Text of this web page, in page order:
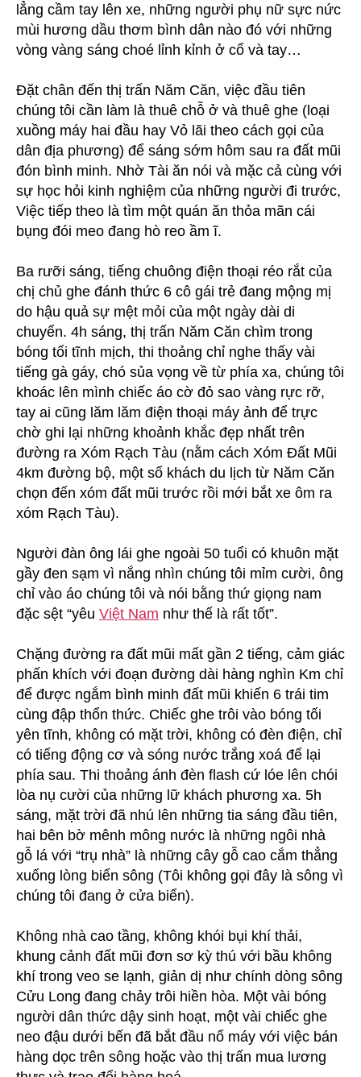
lẳng cầm tay lên xe, những người phụ nữ sực nức
mùi hương dầu thơm bình dân nào đó với những
vòng vàng sáng choé lỉnh kỉnh ở cổ và tay…
Đặt chân đến thị trấn Năm Căn, việc đầu tiên
chúng tôi cần làm là thuê chỗ ở và thuê ghe (loại
xuồng máy hai đầu hay Vỏ lãi theo cách gọi của
dân địa phương) để sáng sớm hôm sau ra đất mũi
đón bình minh. Nhờ Tài ăn nói và mặc cả cùng với
sự học hỏi kinh nghiệm của những người đi trước,
Việc tiếp theo là tìm một quán ăn thỏa mãn cái
bụng đói meo đang hò reo ầm ĩ.
Ba rưỡi sáng, tiếng chuông điện thoại réo rắt của
chị chủ ghe đánh thức 6 cô gái trẻ đang mộng mị
do hậu quả sự mệt mỏi của một ngày dài di
chuyển. 4h sáng, thị trấn Năm Căn chìm trong
bóng tối tĩnh mịch, thi thoảng chỉ nghe thấy vài
tiếng gà gáy, chó sủa vọng về từ phía xa, chúng tôi
khoác lên mình chiếc áo cờ đỏ sao vàng rực rỡ,
tay ai cũng lăm lăm điện thoại máy ảnh để trực
chờ ghi lại những khoảnh khắc đẹp nhất trên
đường ra Xóm Rạch Tàu (nằm cách Xóm Đất Mũi
4km đường bộ, một số khách du lịch từ Năm Căn
chọn đến xóm đất mũi trước rồi mới bắt xe ôm ra
xóm Rạch Tàu).
Người đàn ông lái ghe ngoài 50 tuổi có khuôn mặt
gầy đen sạm vì nắng nhìn chúng tôi mỉm cười, ông
chỉ vào áo chúng tôi và nói bằng thứ giọng nam
đặc sệt “yêu Việt Nam như thế là rất tốt”.
Chặng đường ra đất mũi mất gần 2 tiếng, cảm giác
phấn khích với đoạn đường dài hàng nghìn Km chỉ
để được ngắm bình minh đất mũi khiến 6 trái tim
cùng đập thổn thức. Chiếc ghe trôi vào bóng tối
yên tĩnh, không có mặt trời, không có đèn điện, chỉ
có tiếng động cơ và sóng nước trắng xoá để lại
phía sau. Thi thoảng ánh đèn flash cứ lóe lên chói
lòa nụ cười của những lữ khách phương xa. 5h
sáng, mặt trời đã nhú lên những tia sáng đầu tiên,
hai bên bờ mênh mông nước là những ngôi nhà
gỗ lá với “trụ nhà” là những cây gỗ cao cắm thẳng
xuống lòng biển sông (Tôi không gọi đây là sông vì
chúng tôi đang ở cửa biển).
Không nhà cao tầng, không khói bụi khí thải,
khung cảnh đất mũi đơn sơ kỳ thú với bầu không
khí trong veo se lạnh, giản dị như chính dòng sông
Cửu Long đang chảy trôi hiền hòa. Một vài bóng
người dân thức dậy sinh hoạt, một vài chiếc ghe
neo đậu dưới bến đã bắt đầu nổ máy với việc bán
hàng dọc trên sông hoặc vào thị trấn mua lương